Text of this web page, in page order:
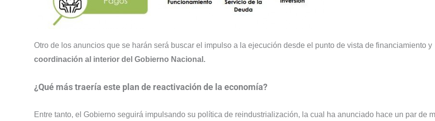
Otro de los anuncios que se harán será buscar el impulso a la ejecución desde el punto de vista de financiamiento y
coordinación al interior del Gobierno Nacional.
¿Qué más traería este plan de reactivación de la economía?
Entre tanto, el Gobierno seguirá impulsando su política de reindustrialización, la cual ha anunciado hace un par de